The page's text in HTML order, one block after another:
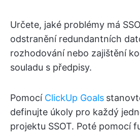
Určete, jaké problémy má
odstranění redundantních
rozhodování nebo zajištění
souladu s předpisy.
Pomocí ClickUp Goals
definujte úkoly pro každý
projektu SSOT. Poté pomocí